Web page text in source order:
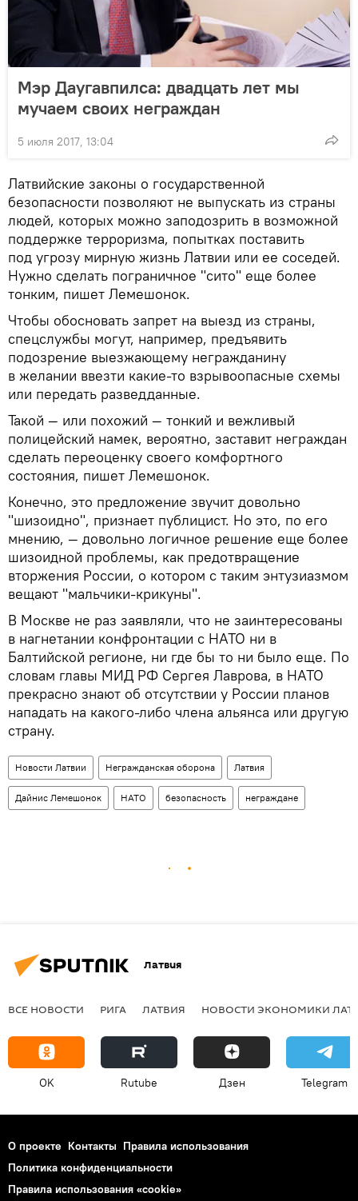
Мэр Даугавпилса: двадцать лет мы
мучаем своих неграждан
5 июля 2017, 13:04
Латвийские законы о государственной
безопасности позволяют не выпускать из страны
людей, которых можно заподозрить в возможной
поддержке терроризма, попытках поставить
под угрозу мирную жизнь Латвии или ее соседей.
Нужно сделать пограничное "сито" еще более
тонким, пишет Лемешонок.
Чтобы обосновать запрет на выезд из страны,
спецслужбы могут, например, предъявить
подозрение выезжающему негражданину
в желании ввезти какие-то взрывоопасные схемы
или передать разведданные.
Такой — или похожий — тонкий и вежливый
полицейский намек, вероятно, заставит неграждан
сделать переоценку своего комфортного
состояния, пишет Лемешонок.
Конечно, это предложение звучит довольно
"шизоидно", признает публицист. Но это, по его
мнению, — довольно логичное решение еще более
шизоидной проблемы, как предотвращение
вторжения России, о котором с таким энтузиазмом
вещают "мальчики-крикуны".
В Москве не раз заявляли, что не заинтересованы
в нагнетании конфронтации с НАТО ни в
Балтийской регионе, ни где бы то ни было еще. По
словам главы МИД РФ Сергея Лаврова, в НАТО
прекрасно знают об отсутствии у России планов
нападать на какого-либо члена альянса или другую
страну.
Новости Латвии Негражданская оборона Латвия
Дайнис Лемешонок НАТО безопасность неграждане
Латвия
ВСЕ НОВОСТИ РИГА ЛАТВИЯ НОВОСТИ ЭКОНОМИКИ
OK Rutube Дзен Telegram
О проекте Контакты Правила использования
Политика конфиденциальности
Правила использования «cookie»